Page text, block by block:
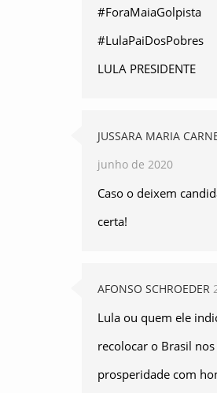
#ForaMaiaGolpista
#LulaPaiDosPobres
LULA PRESIDENTE
JUSSARA MARIA
junho de 2020
Caso o deixem
certa!
AFONSO SCHROEDER
Lula ou quem ele
recolocar o Brasil
prosperidade com